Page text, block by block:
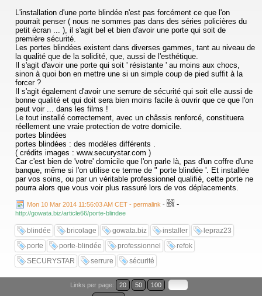
L'installation d'une porte blindée n'est pas forcément ce que l'on
pourrait penser ( nous ne sommes pas dans des séries policières du
petit écran ... ), il s'agit bel et bien d'avoir une porte qui soit de
première sécurité.
Les portes blindées existent dans diverses gammes, tant au niveau de
la qualité que de la solidité, que, aussi de l'esthétique.
Il s'agit d'avoir une porte qui soit ' résistante ' au moins aux chocs,
sinon à quoi bon en mettre une si un simple coup de pied suffit à la
forcer ?
Il s'agit également d'avoir une serrure de sécurité qui soit elle aussi de
bonne qualité et qui doit sera bien moins facile à ouvrir que ce que l'on
peut voir ... dans les films !
Le tout installé correctement, avec un châssis renforcé, constituera
réellement une vraie protection de votre domicile.
portes blindées
portes blindées : des modèles différents .
( crédits images : www.securystar.com )
Car c'est bien de 'votre' domicile que l'on parle là, pas d'un coffre d'une
banque, même si l'on utilise ce terme de " porte blindée '. Et installée
par vos soins, ou par un véritable professionnel qualifié, cette porte ne
pourra alors que vous voir plus rassuré lors de vos déplacements.
Mon 10 Mar 2014 11:56:03 AM CET - permalink - -
http://gowata.biz/article66/porte-blindee
blindée bricolage gowata.biz installer
lepraz23
porte
porte-blindée professionnel
refok
SECURYSTAR
serrure sécurité
Links per page: 20 50 100